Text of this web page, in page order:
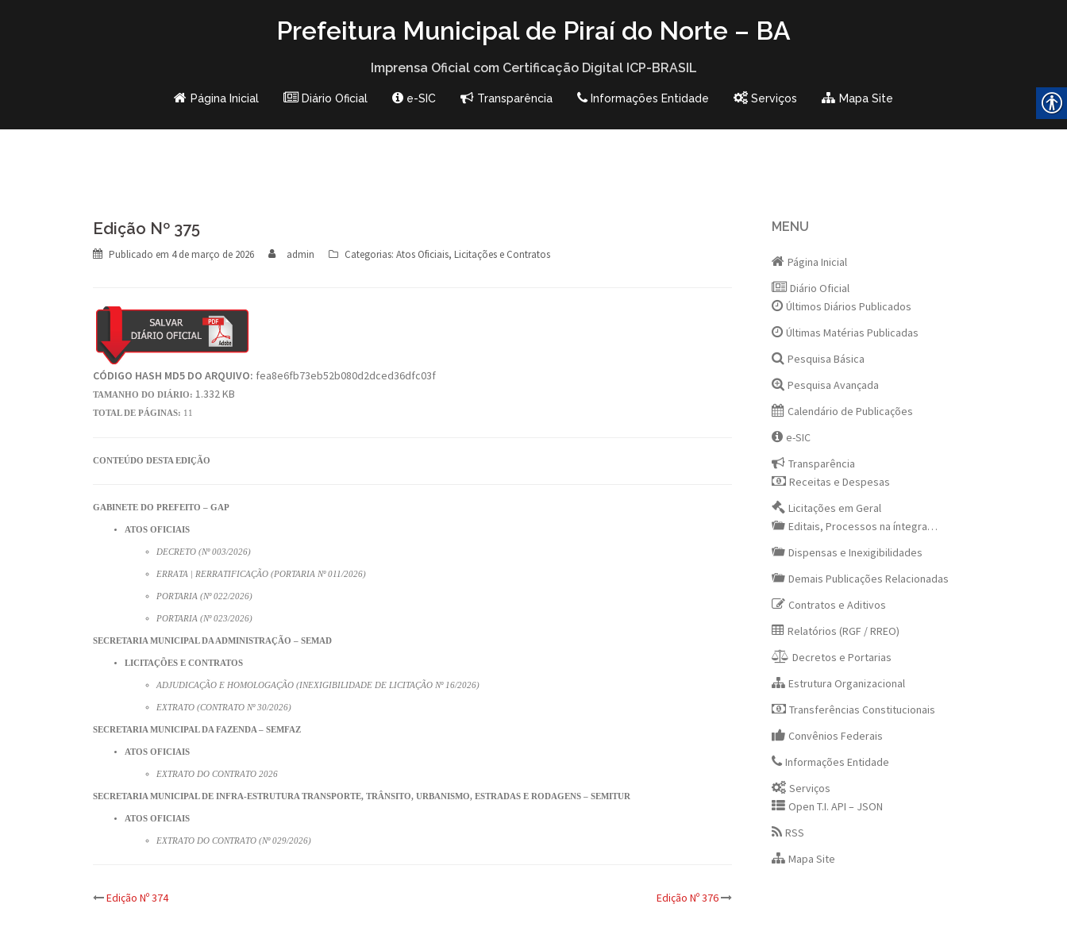
Prefeitura Municipal de Piraí do Norte – BA
Imprensa Oficial com Certificação Digital ICP-BRASIL
Página Inicial Diário Oficial e-SIC Transparência Informações Entidade Serviços Mapa Site
Edição Nº 375
Publicado em 4 de março de 2026 admin Categorias: Atos Oficiais, Licitações e Contratos
CÓDIGO HASH MD5 DO ARQUIVO: fea8e6fb73eb52b080d2dced36dfc03f
TAMANHO DO DIÁRIO: 1.332 KB
TOTAL DE PÁGINAS: 11
CONTEÚDO DESTA EDIÇÃO
GABINETE DO PREFEITO – GAP
ATOS OFICIAIS
DECRETO (Nº 003/2026)
ERRATA | RERRATIFICAÇÃO (PORTARIA Nº 011/2026)
PORTARIA (Nº 022/2026)
PORTARIA (Nº 023/2026)
SECRETARIA MUNICIPAL DA ADMINISTRAÇÃO – SEMAD
LICITAÇÕES E CONTRATOS
ADJUDICAÇÃO E HOMOLOGAÇÃO (INEXIGIBILIDADE DE LICITAÇÃO Nº 16/2026)
EXTRATO (CONTRATO Nº 30/2026)
SECRETARIA MUNICIPAL DA FAZENDA – SEMFAZ
ATOS OFICIAIS
EXTRATO DO CONTRATO 2026
SECRETARIA MUNICIPAL DE INFRA-ESTRUTURA TRANSPORTE, TRÂNSITO, URBANISMO, ESTRADAS E RODAGENS – SEMITUR
ATOS OFICIAIS
EXTRATO DO CONTRATO (Nº 029/2026)
Post
Edição Nº 374 Edição Nº 376
MENU
Página Inicial
Diário Oficial
Últimos Diários Publicados
Últimas Matérias Publicadas
Pesquisa Básica
Pesquisa Avançada
Calendário de Publicações
e-SIC
Transparência
Receitas e Despesas
Licitações em Geral
Editais, Processos na íntegra…
Dispensas e Inexigibilidades
Demais Publicações Relacionadas
Contratos e Aditivos
Relatórios (RGF / RREO)
Decretos e Portarias
Estrutura Organizacional
Transferências Constitucionais
Convênios Federais
Informações Entidade
Serviços
Open T.I. API – JSON
RSS
Mapa Site